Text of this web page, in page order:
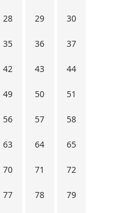
28 29 30
35 36 37
42 43 44
49 50 51
56 57 58
63 64 65
70 71 72
77 78 79